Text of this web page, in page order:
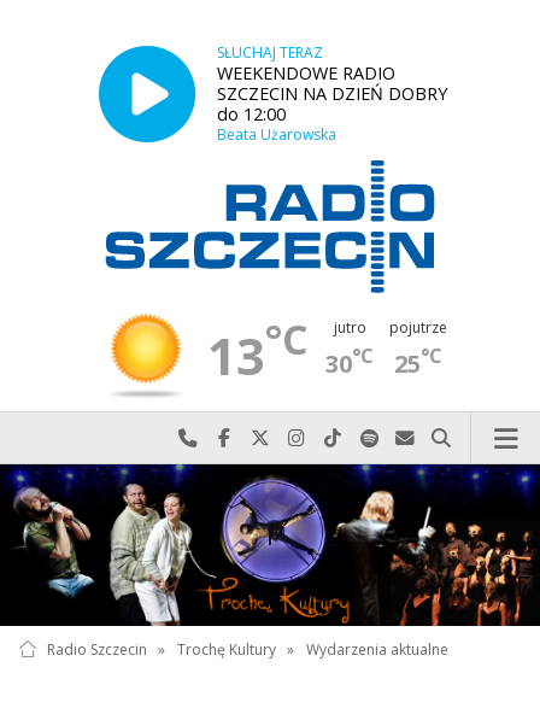
SŁUCHAJ TERAZ
WEEKENDOWE RADIO
SZCZECIN NA DZIEŃ DOBRY
do 12:00
Beata Użarowska
13°C jutro
30°C
pojutrze
25°C
Najlepiej po prostu do nas zadzwoń
Odwiedź nas na Facebook-u
Odwiedź nas na X
Odwiedź nas na Instagram-ie
Odwiedź nas na TikTok-u
Szukaj nas na Spotify
Wyślij do nas
Szukaj
Radio Szczecin » Trochę Kultury » Wydarzenia aktualne